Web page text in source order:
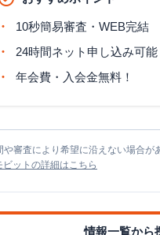
10秒簡易審査・WEB完結
24時間ネット申し込み可能
年会費・入会金無料！
や審査により希望に沿えない場合が
ット の詳細はこちら
情報一覧から